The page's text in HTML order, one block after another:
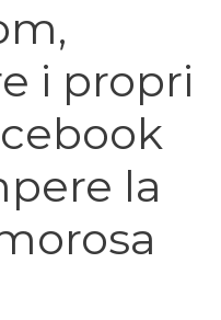
i propri
la